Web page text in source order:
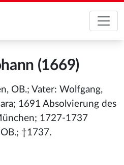
(1669)
OB.; Vater: Wolfgang,
1691 Absolvierung des
1727-1737
†1737.